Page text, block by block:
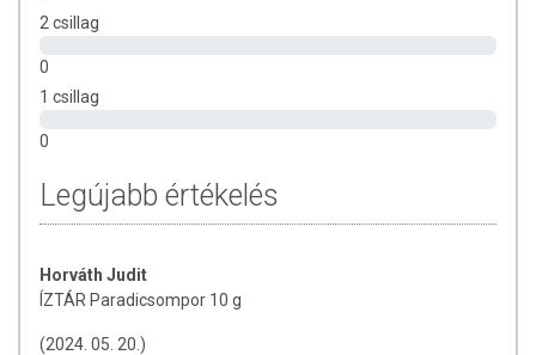
2 csillag
0
1 csillag
0
Legújabb értékelés
Horváth Judit
ÍZTÁR Paradicsompor 10 g
(2024. 05. 20.)